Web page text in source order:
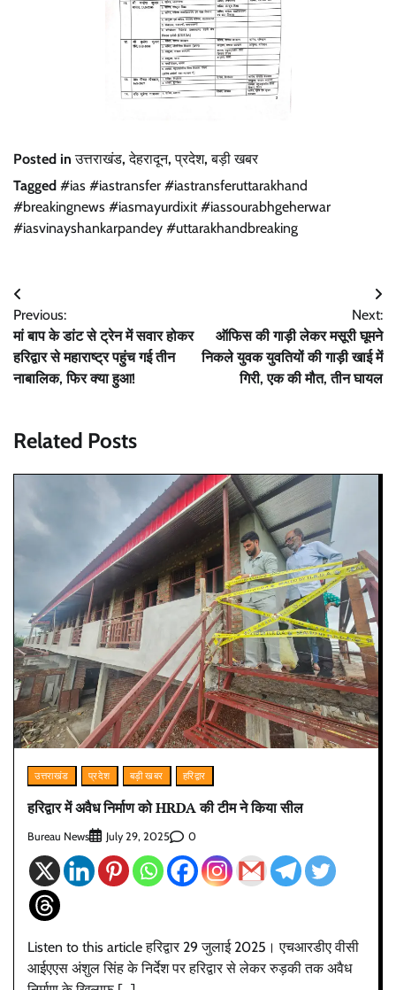
Posted inउत्तराखंड,देहरादून,प्रदेश,बड़ी खबर
Tagged #ias #iastransfer #iastransferuttarakhand
#breakingnews #iasmayurdixit #iassourabhgeherwar
#iasvinayshankarpandey #uttarakhandbreaking
Post
navigation
Previous:
मां बाप के डांट से ट्रेन में सवार होकर
हरिद्वार से महाराष्ट्र पहुंच गई तीन
नाबालिक, फिर क्या हुआ!
Next:
ऑफिस की गाड़ी लेकर मसूरी घूमने
निकले युवक युवतियों की गाड़ी खाई में
गिरी, एक की मौत, तीन घायल
Related Posts
उत्तराखंड प्रदेश बड़ी खबर हरिद्वार
हरिद्वार में अवैध निर्माण को HRDA की टीम ने किया सील
Bureau News July 29, 2025 0
Listen to this article हरिद्वार 29 जुलाई 2025। एचआरडीए वीसी
आईएएस अंशुल सिंह के निर्देश पर हरिद्वार से लेकर रुड़की तक अवैध